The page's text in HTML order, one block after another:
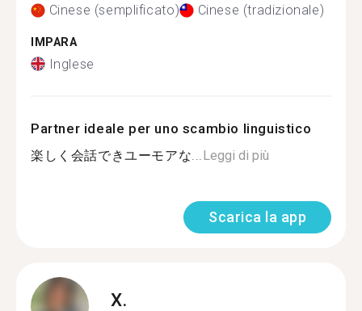
Cinese (semplificato) Cinese (tradizionale)
IMPARA
Inglese
Partner ideale per uno scambio linguistico
楽しく会話できユーモアな... Leggi di più
Scarica la app
X.